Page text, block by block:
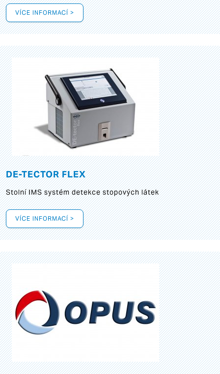
VÍCE INFORMACÍ >
DE-TECTOR FLEX
Stolní IMS systém detekce stopových látek
VÍCE INFORMACÍ >